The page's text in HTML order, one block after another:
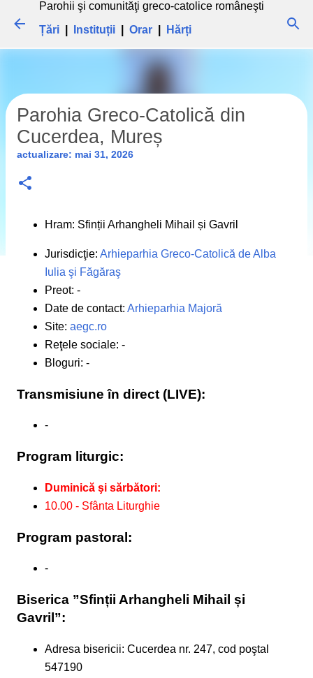
Parohii şi comunităţi greco-catolice româneşti
Țări
Instituții Orar Hărți
Parohia Greco-Catolică din
Cucerdea, Mureș
actualizare: mai 31, 2026
Hram: Sfinții Arhangheli Mihail și Gavril
Jurisdicţie: Arhieparhia Greco-Catolică de Alba
Iulia şi Făgăraş
Preot: -
Date de contact: Arhieparhia Majoră
Site: aegc.ro
Reţele sociale: -
Bloguri: -
Transmisiune în direct (LIVE):
-
Program liturgic:
Duminică şi sărbători:
10.00 - Sfânta Liturghie
Program pastoral:
-
Biserica ”Sfinții Arhangheli Mihail și
Gavril”:
Adresa bisericii: Cucerdea nr. 247, cod poştal
547190